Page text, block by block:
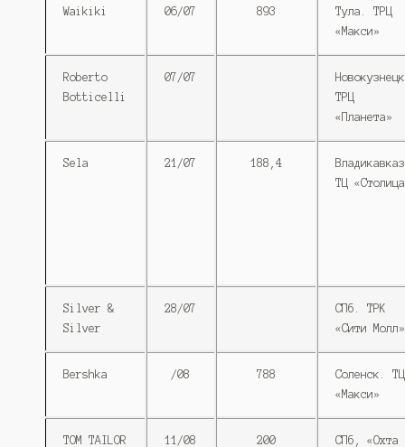
Waikiki 06/07 893
Тула. ТРЦ
«Макси»
Roberto
Botticelli
07/07
ТРЦ
«Планета»
Sela 21/07 188,4
ТЦ
Silver &
Silver
28/07
СПб. ТРК
«Сити Молл»
Bershka /08 788
Соленск. ТЦ
«Макси»
TOM TAILOR 11/08 200
СПб, «Охта